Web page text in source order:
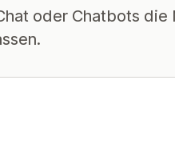
oder Chatbots